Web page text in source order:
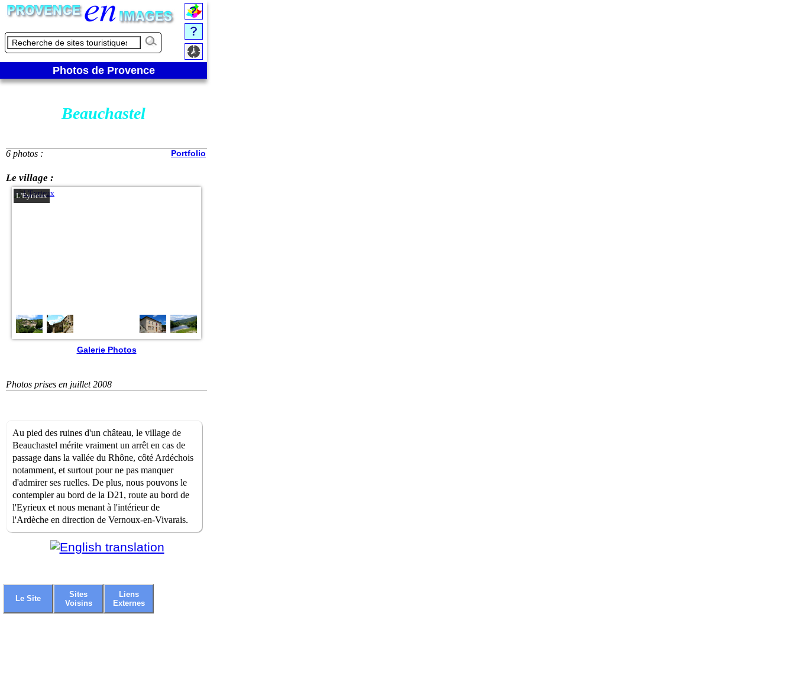
Photos de Provence
Beauchastel
6 photos : Portfolio
Le village :
L'Eyrieux
Galerie Photos
Photos prises en juillet 2008
Au pied des ruines d'un château, le village de
Beauchastel mérite vraiment un arrêt en cas de
passage dans la vallée du Rhône, côté Ardéchois
notamment, et surtout pour ne pas manquer
d'admirer ses ruelles. De plus, nous pouvons le
contempler au bord de la D21, route au bord de
l'Eyrieux et nous menant à l'intérieur de
l'Ardèche en direction de Vernoux-en-Vivarais.
Le Site
Sites
Voisins
Liens
Externes